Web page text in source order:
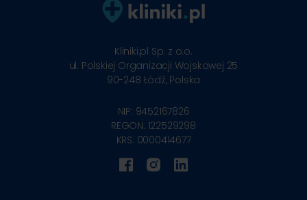
Kliniki.pl Sp. z o.o.
ul. Polskiej Organizacji Wojskowej 25
90-248 Łódź, Polska
NIP: 9452167826
REGON: 122529298
KRS: 0000414677